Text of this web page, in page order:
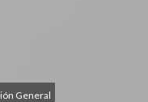
General